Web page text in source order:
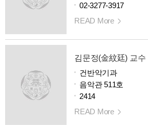
02-3277-3917
READ More
김문정(金紋廷) 교수
건반악기과
음악관 511호
2414
READ More